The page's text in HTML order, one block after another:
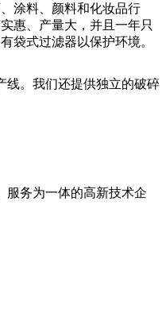
涂料、颜料和化妆品行
惠、产量大，并且一年只
袋式过滤器以保护环境。
线。我们还提供独立的破碎
服务为一体的高新技术企